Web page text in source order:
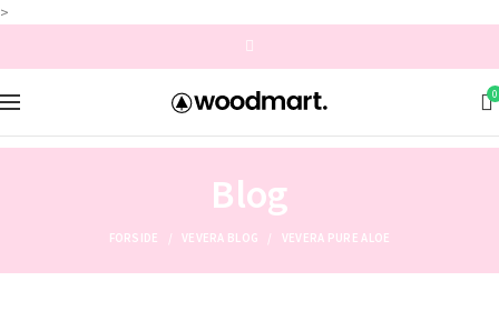
>
0
Blog
FORSIDE VEVERA BLOG VEVERA PURE ALOE